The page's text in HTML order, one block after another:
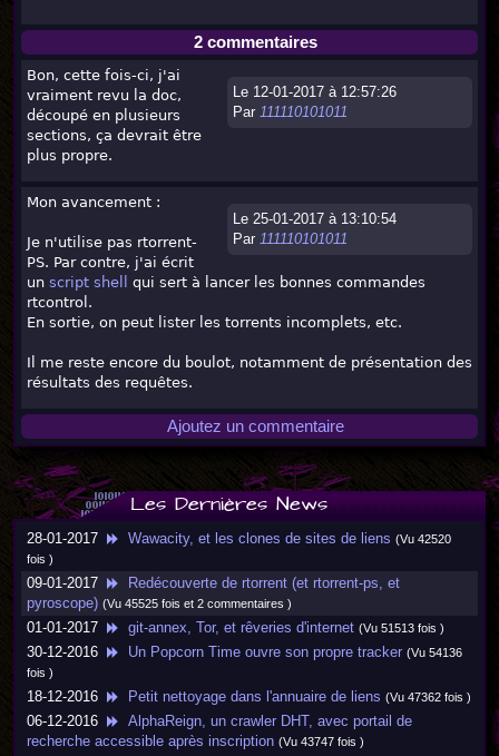
2 commentaires
Le 12-01-2017 à 12:57:26
Par 111110101011
Bon, cette fois-ci, j'ai
vraiment revu la doc,
découpé en plusieurs
sections, ça devrait être
plus propre.
Le 25-01-2017 à 13:10:54
Par 111110101011
Mon avancement :
Je n'utilise pas rtorrent-
PS. Par contre, j'ai écrit
un script shell
qui sert à lancer les bonnes commandes
rtcontrol.
En sortie, on peut lister les torrents incomplets, etc.
Il me reste encore du boulot, notamment de présentation des
résultats des requêtes.
Ajoutez un commentaire
Les Dernières News
28-01-2017 Wawacity, et les clones de sites de liens (Vu 42520
fois )
09-01-2017
Redécouverte de rtorrent (et rtorrent-ps, et
pyroscope) (Vu 45525 fois et 2 commentaires )
01-01-2017 git-annex, Tor, et rêveries d'internet (Vu 51513 fois )
30-12-2016 Un Popcorn Time ouvre son propre tracker (Vu 54136
fois )
18-12-2016 Petit nettoyage dans l'annuaire de liens (Vu 47362 fois )
06-12-2016
AlphaReign, un crawler DHT, avec portail de
recherche accessible après inscription (Vu 43747 fois )